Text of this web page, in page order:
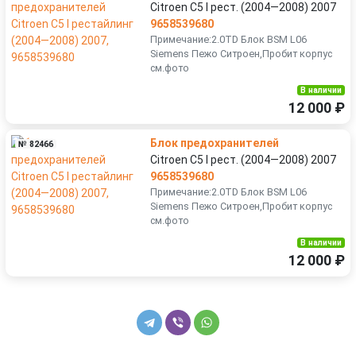
Citroen C5 I рест. (2004—2008) 2007
9658539680
Примечание:2.0TD Блок BSM L06
Siemens Пежо Ситроен,Пробит корпус
см.фото
В наличии
12 000 ₽
№ 82466
Блок предохранителей
Citroen C5 I рест. (2004—2008) 2007
9658539680
Примечание:2.0TD Блок BSM L06
Siemens Пежо Ситроен,Пробит корпус
см.фото
В наличии
12 000 ₽